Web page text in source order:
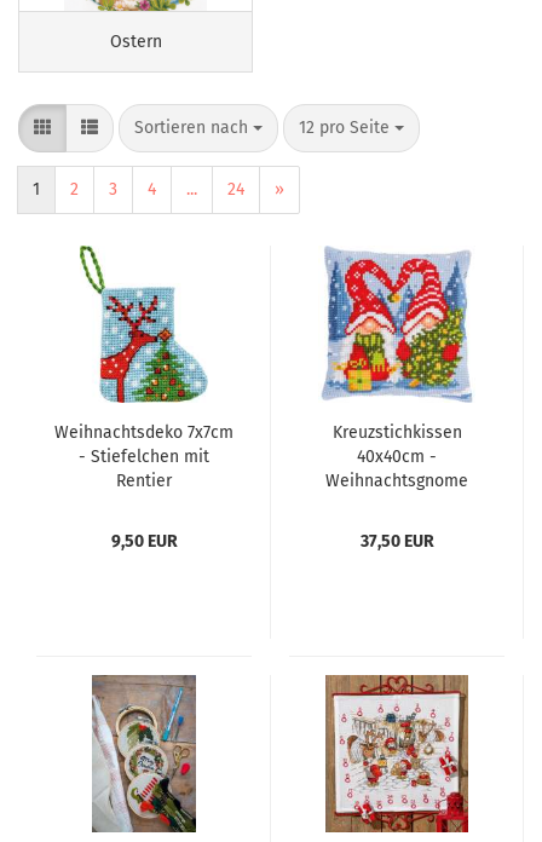
Ostern
Sortieren nach 12 pro Seite
1 2 3 4 ... 24 »
Weihnachtsdeko 7x7cm
- Stiefelchen mit
Rentier
9,50 EUR
Kreuzstichkissen
40x40cm -
Weihnachtsgnome
37,50 EUR